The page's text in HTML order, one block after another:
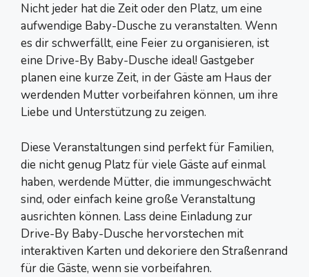
Nicht jeder hat die Zeit oder den Platz, um eine
aufwendige Baby-Dusche zu veranstalten. Wenn
es dir schwerfällt, eine Feier zu organisieren, ist
eine Drive-By Baby-Dusche ideal! Gastgeber
planen eine kurze Zeit, in der Gäste am Haus der
werdenden Mutter vorbeifahren können, um ihre
Liebe und Unterstützung zu zeigen.
Diese Veranstaltungen sind perfekt für Familien,
die nicht genug Platz für viele Gäste auf einmal
haben, werdende Mütter, die immungeschwächt
sind, oder einfach keine große Veranstaltung
ausrichten können. Lass deine Einladung zur
Drive-By Baby-Dusche hervorstechen mit
interaktiven Karten und dekoriere den Straßenrand
für die Gäste, wenn sie vorbeifahren.